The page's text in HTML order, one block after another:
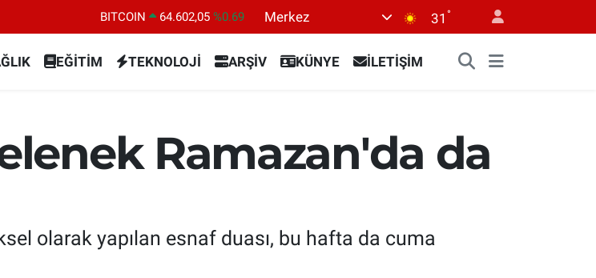
BITCOIN 64.602,05 %0.69
GRAM ALTIN
BİST100
13.703 %0
Merkez 31 °
EĞİTİM TEKNOLOJİ ARŞİV KÜNYE İLETİŞİM
Ramazan'da da
olarak yapılan esnaf duası, bu hafta da cuma